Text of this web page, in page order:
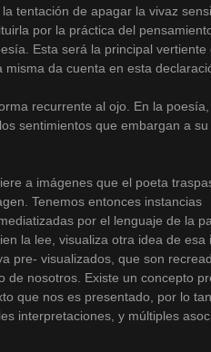
tentación de apagar la vivaz
por la práctica del
Esta será la principal vertiente
da cuenta en esta
recurrente al ojo. En la
sentimientos que embargan a su
a imágenes que el poeta
Tenemos entonces instancias
por el lenguaje de la
la lee, visualiza otra idea de esa
pre- visualizados, que son
de nosotros. Existe un concepto
que nos es presentado, por lo
interpretaciones, y múltiples